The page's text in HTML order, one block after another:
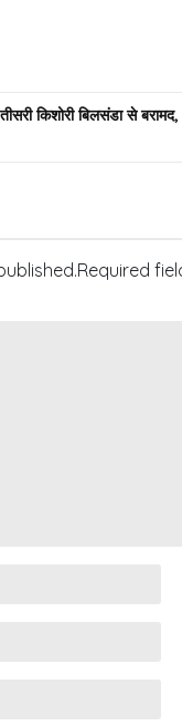
किशोरी बिलसंडा से बरामद,
Required